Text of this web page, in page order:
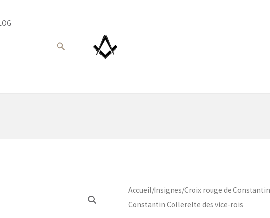
Recherche
Accueil/Insignes/Croix rouge de Constantin
Constantin Collerette des vice-rois